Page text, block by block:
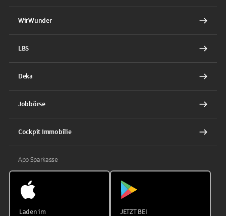
WirWunder
LBS
Deka
Jobbörse
Cockpit Immobilie
App Sparkasse
Laden im JETZT BEI